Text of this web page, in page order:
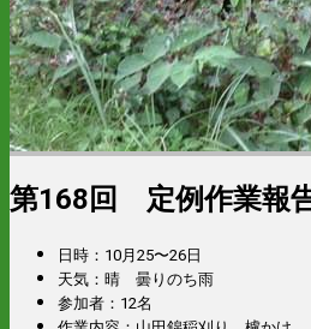
第168回 定例作業報
日時：10月25〜26日
天気：晴 曇りのち雨
参加者：12名